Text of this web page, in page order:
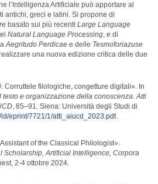
l’Intelligenza Artificiale può apportare al
antichi, greci e latini. Si propone di
basato sui più recenti Large Language
Natural Language Processing, e di
Aegritudo Perdicae e delle Tesmoforiazuse
una nuova edizione critica delle due
. Corruttele filologiche, congetture digitali». In
e organizzazione della conoscenza. Atti
, 85–91. Siena: Università degli Studi di
id/eprint/7721/1/atti_aiucd_2023.pdf.
Assistant of the Classical Philologist».
Scholarship, Artificial Intelligence, Corpora
2-4 ottobre 2024.